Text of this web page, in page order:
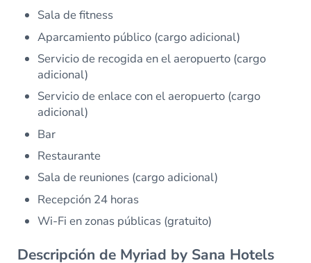
Sala de fitness
Aparcamiento público (cargo adicional)
Servicio de recogida en el aeropuerto (cargo
adicional)
Servicio de enlace con el aeropuerto (cargo
adicional)
Bar
Restaurante
Sala de reuniones (cargo adicional)
Recepción 24 horas
Wi-Fi en zonas públicas (gratuito)
Descripción de Myriad by Sana Hotels